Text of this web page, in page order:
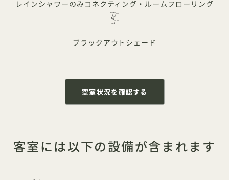
レインシャワーのみ コネクティング・ルーム フローリング
ブラックアウトシェード
空室状況を確認する
客室には以下の設備が含まれます